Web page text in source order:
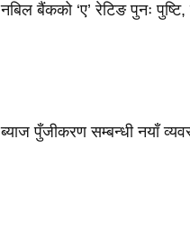
नबिल बैंकको ‘ए’ रेटिङ पुनः पुष्टि,
ब्याज पुँजीकरण सम्बन्धी नयाँ